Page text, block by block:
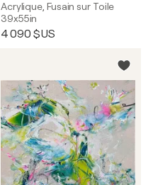
Acrylique, Fusain sur Toile
39x55in
4 090 $US